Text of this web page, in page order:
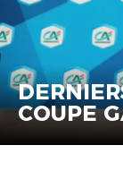
COUPE